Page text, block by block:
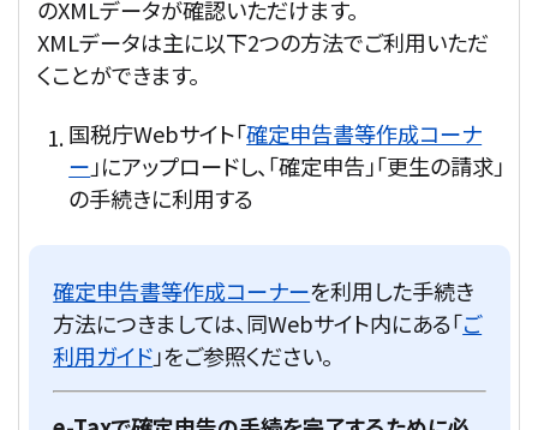
のXMLデータが確認いただけます。
XMLデータは主に以下2つの方法でご利用いただ
くことができます。
国税庁Webサイト「確定申告書等作成コーナ
ー 」にアップロードし、「確定申告」「更生の請求」
の手続きに利用する
確定申告書等作成コーナーを利用した手続き
方法につきましては、同Webサイト内にある「ご
利用ガイド」をご参照ください。